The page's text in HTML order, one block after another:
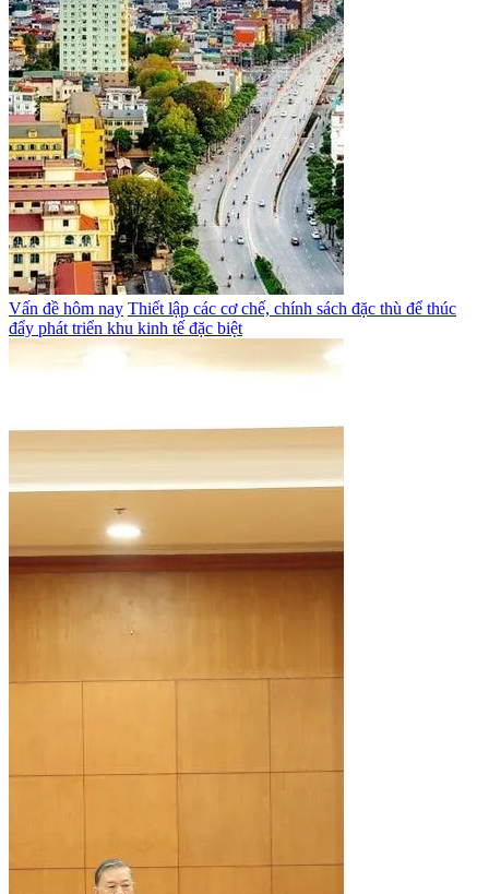
Vấn đề hôm nay Thiết lập các cơ chế, chính sách đặc thù để thúc
đẩy phát triển khu kinh tế đặc biệt